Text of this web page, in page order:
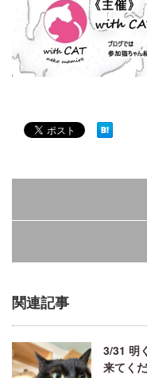
関連記事
3/31 明
来てく